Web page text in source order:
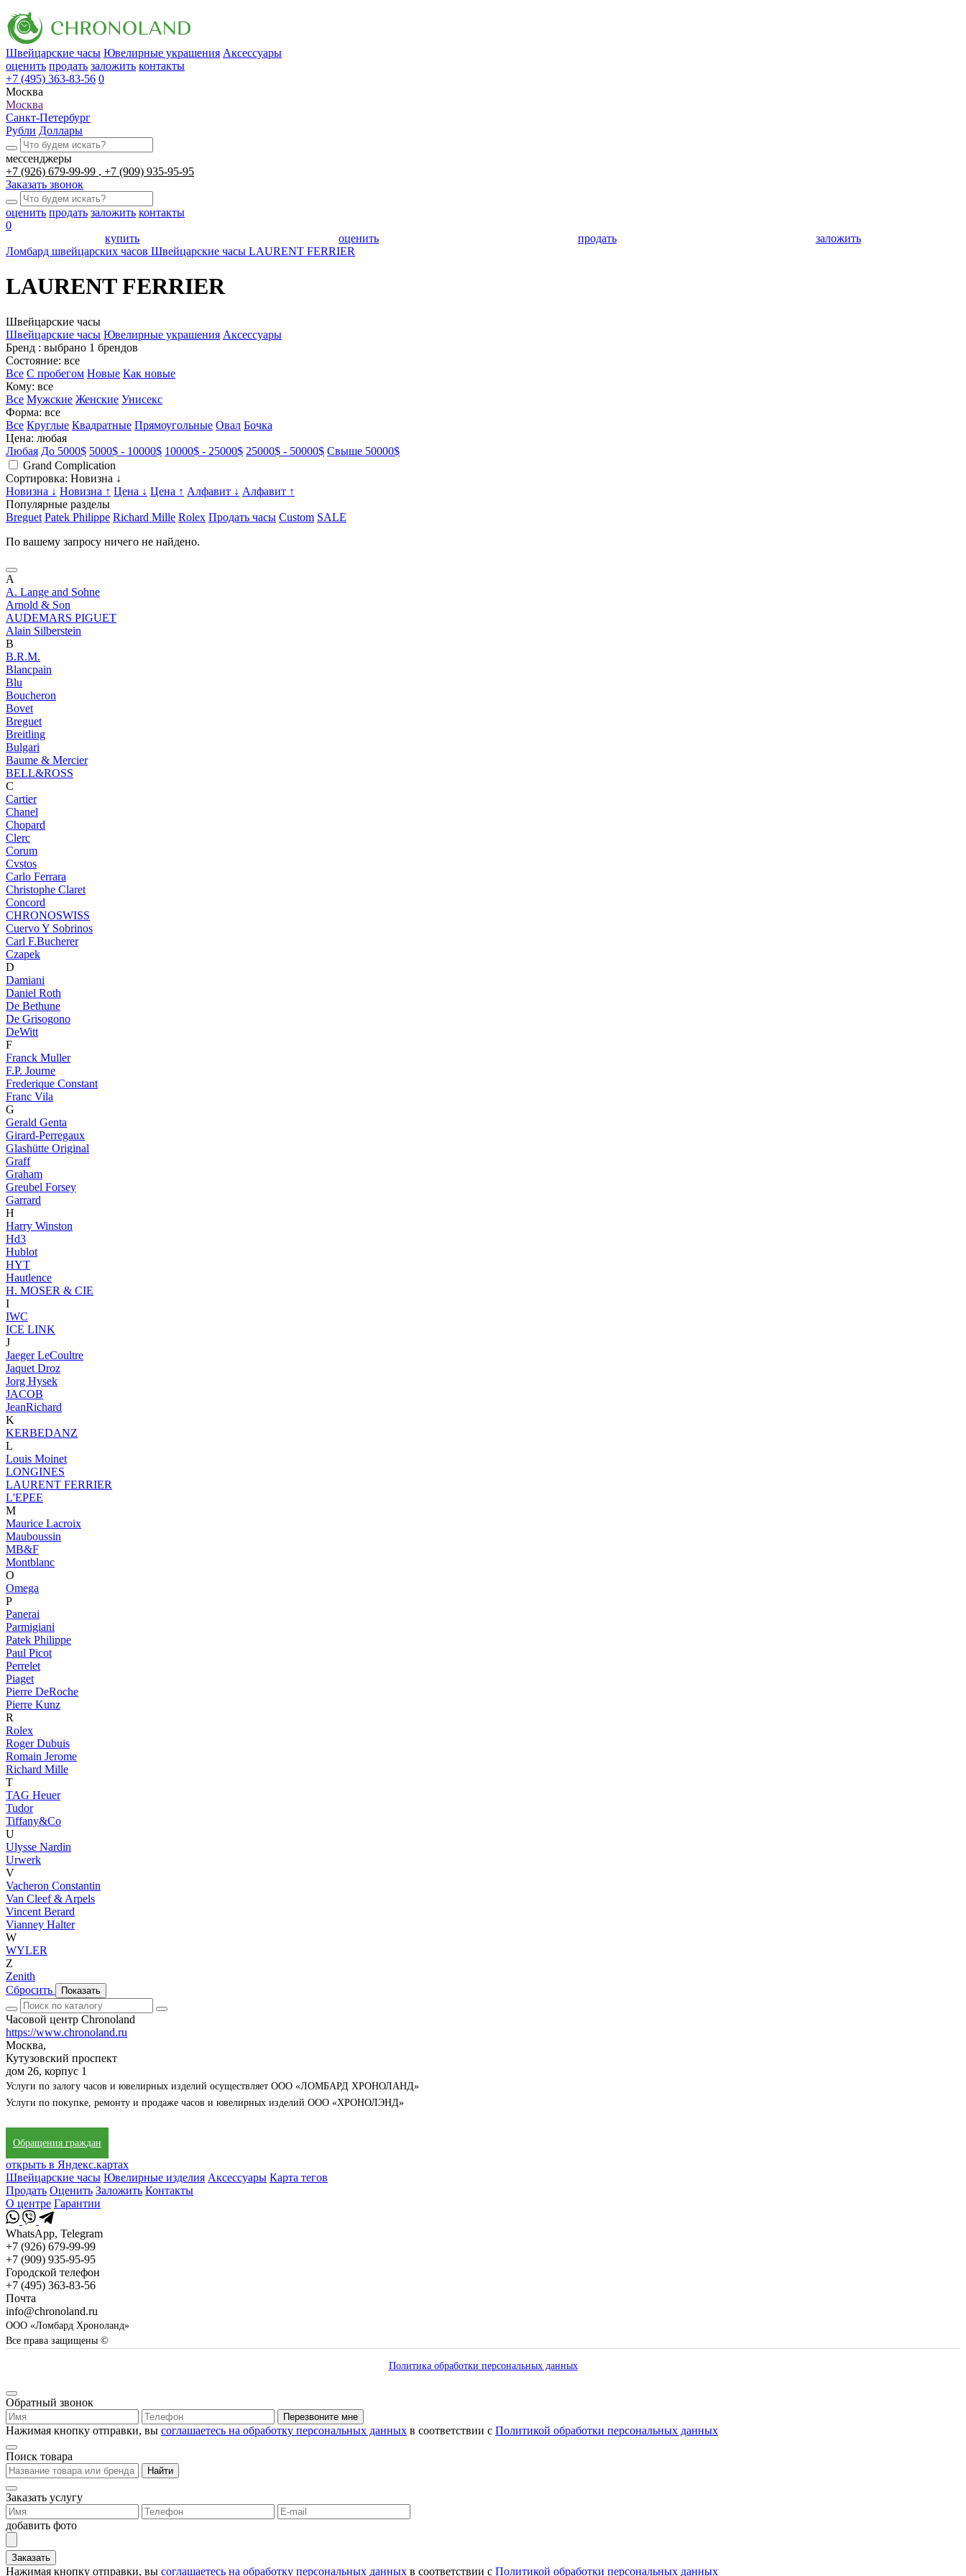
Швейцарские часы Ювелирные украшения Аксессуары
оценить продать заложить контакты
+7 (495) 363-83-56 0
Москва
Москва
Санкт-Петербург
Рубли Доллары
мессенджеры
+7 (926) 679-99-99
+7 (909) 935-95-95
Заказать звонок
оценить продать заложить контакты
0
купить
оценить продать
заложить
Ломбард швейцарских часов Швейцарские часы LAURENT FERRIER
LAURENT FERRIER
Швейцарские часы
Швейцарские часы Ювелирные украшения Аксессуары
Бренд : выбрано 1 брендов
Состояние: все
Все С пробегом Новые Как новые
Кому: все
Все Мужские Женские Унисекс
Форма: все
Все Круглые Квадратные Прямоугольные Овал Бочка
Цена: любая
Любая До 5000$ 5000$ - 10000$ 10000$ - 25000$ 25000$ - 50000$ Свыше 50000$
Grand Complication
Сортировка: Новизна ↓
Новизна ↓ Новизна ↑ Цена ↓ Цена ↑ Алфавит ↓ Алфавит ↑
Популярные разделы
Breguet Patek Philippe Richard Mille Rolex Продать часы Custom SALE
По вашему запросу ничего не найдено.
A
A. Lange and Sohne
Arnold & Son
AUDEMARS PIGUET
Alain Silberstein
B
B.R.M.
Blancpain
Blu
Boucheron
Bovet
Breguet
Breitling
Bulgari
Baume & Mercier
BELL&ROSS
C
Cartier
Chanel
Chopard
Clerc
Corum
Cvstos
Carlo Ferrara
Christophe Claret
Concord
CHRONOSWISS
Cuervo Y Sobrinos
Carl F.Bucherer
Czapek
D
Damiani
Daniel Roth
De Bethune
De Grisogono
DeWitt
F
Franck Muller
F.P. Journe
Frederique Constant
Franc Vila
G
Gerald Genta
Girard-Perregaux
Glashütte Original
Graff
Graham
Greubel Forsey
Garrard
H
Harry Winston
Hd3
Hublot
HYT
Hautlence
H. MOSER & CIE
I
IWC
ICE LINK
J
Jaeger LeCoultre
Jaquet Droz
Jorg Hysek
JACOB
JeanRichard
K
KERBEDANZ
L
Louis Moinet
LONGINES
LAURENT FERRIER
L'EPEE
M
Maurice Lacroix
Mauboussin
MB&F
Montblanc
O
Omega
P
Panerai
Parmigiani
Patek Philippe
Paul Picot
Perrelet
Piaget
Pierre DeRoche
Pierre Kunz
R
Rolex
Roger Dubuis
Romain Jerome
Richard Mille
T
TAG Heuer
Tudor
Tiffany&Co
U
Ulysse Nardin
Urwerk
V
Vacheron Constantin
Van Cleef & Arpels
Vincent Berard
Vianney Halter
W
WYLER
Z
Zenith
Сбросить
Показать
Часовой центр Chronoland
https://www.chronoland.ru
Москва,
Кутузовский проспект
дом 26, корпус 1
Услуги по залогу часов и ювелирных изделий осуществляет ООО «ЛОМБАРД ХРОНОЛАНД»
Услуги по покупке, ремонту и продаже часов и ювелирных изделий ООО «ХРОНОЛЭНД»
Обращения граждан
открыть в Яндекс.картах
Швейцарские часы Ювелирные изделия Аксессуары Карта тегов
Продать Оценить Заложить Контакты
О центре Гарантии
WhatsApp, Telegram
+7 (926) 679-99-99
+7 (909) 935-95-95
Городской телефон
+7 (495) 363-83-56
Почта
info@chronoland.ru
ООО «Ломбард Хроноланд»
Все права защищены ©
Политика обработки персональных данных
Обратный звонок
Перезвоните мне
Нажимая кнопку отправки, вы соглашаетесь на обработку персональных данных в соответствии с Политикой обработки персональных данных
Поиск товара
Найти
Заказать услугу
добавить фото
Заказать
Нажимая кнопку отправки, вы соглашаетесь на обработку персональных данных в соответствии с Политикой обработки персональных данных